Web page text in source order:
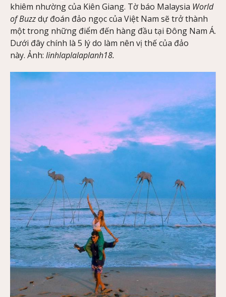
khiêm nhường của Kiên Giang. Tờ báo Malaysia World
of Buzzdự đoán đảo ngọc của Việt Nam sẽ trở thành
một trong những điểm đến hàng đầu tại Đông Nam Á.
Dưới đây chính là 5 lý do làm nên vị thế của đảo
này. Ảnh: linhlaplalaplanh18.